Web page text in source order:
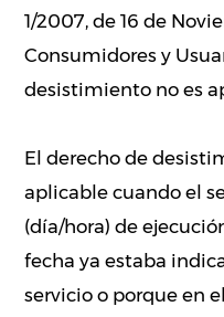
1/2007, de 16 de
Consumidores y
desistimiento no es
El derecho de
aplicable cuando el
(día/hora) de
fecha ya estaba
servicio o porque en